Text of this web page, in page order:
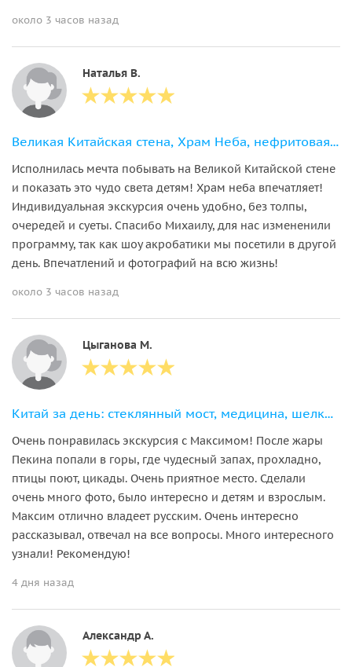
около 3 часов назад
Наталья В.
Великая Китайская стена, Храм Неба, нефритовая фабрика и шоу акробатики
Исполнилась мечта побывать на Великой Китайской стене
и показать это чудо света детям! Храм неба впечатляет!
Индивидуальная экскурсия очень удобно, без толпы,
очередей и суеты. Спасибо Михаилу, для нас измененили
программу, так как шоу акробатики мы посетили в другой
день. Впечатлений и фотографий на всю жизнь!
около 3 часов назад
Цыганова М.
Китай за день: стеклянный мост, медицина, шелковая фабрика
Очень понравилась экскурсия с Максимом! После жары
Пекина попали в горы, где чудесный запах, прохладно,
птицы поют, цикады. Очень приятное место. Сделали
очень много фото, было интересно и детям и взрослым.
Максим отлично владеет русским. Очень интересно
рассказывал, отвечал на все вопросы. Много интересного
узнали! Рекомендую!
4 дня назад
Александр А.